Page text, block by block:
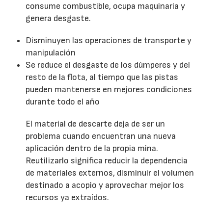
consume combustible, ocupa maquinaria y
genera desgaste.
Disminuyen las operaciones de transporte y
manipulación
Se reduce el desgaste de los dúmperes y del
resto de la flota, al tiempo que las pistas
pueden mantenerse en mejores condiciones
durante todo el año
El material de descarte deja de ser un
problema cuando encuentran una nueva
aplicación dentro de la propia mina.
Reutilizarlo significa reducir la dependencia
de materiales externos, disminuir el volumen
destinado a acopio y aprovechar mejor los
recursos ya extraídos.